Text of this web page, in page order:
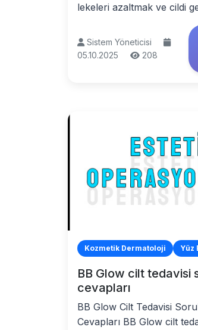
lekeleri azaltmak ve cildi
Sistem Yöneticisi
05.10.2025
208
Kozmetik Dermatoloji Yüz
BB Glow cilt tedavisi
cevapları
BB Glow Cilt Tedavisi
Cevapları BB Glow cilt